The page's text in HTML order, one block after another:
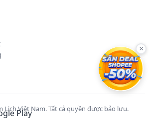
Lịch Việt Nam. Tất cả quyền được bảo lưu.
×